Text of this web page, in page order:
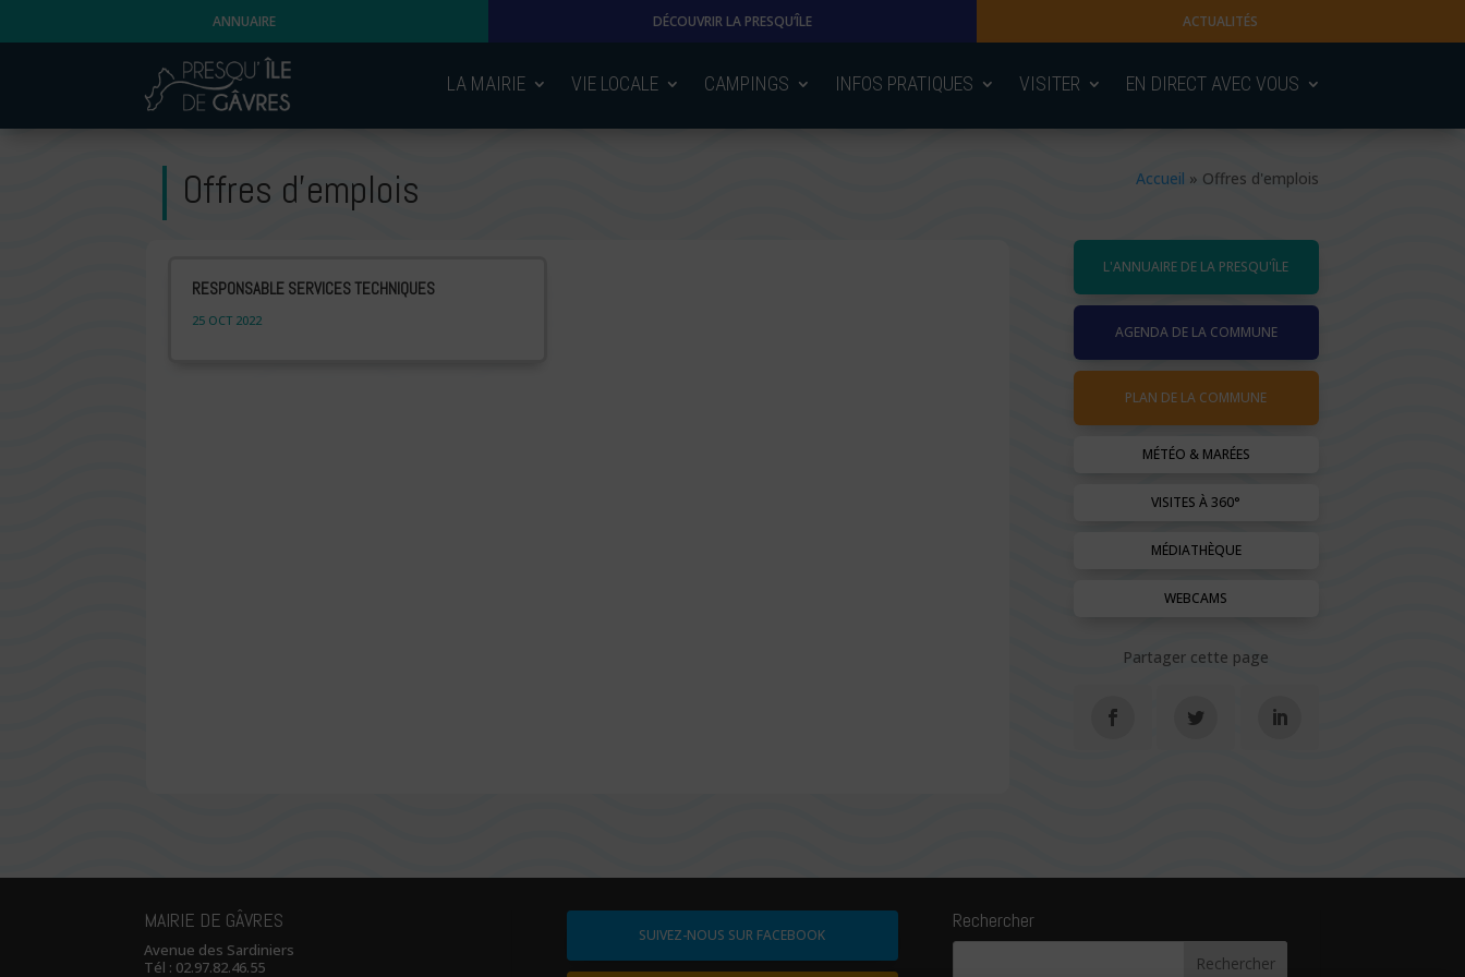
ANNUAIRE DÉCOUVRIR LA PRESQU’ÎLE ACTUALITÉS
LA MAIRIE VIE LOCALE CAMPINGS INFOS PRATIQUES VISITER EN DIRECT AVEC VOUS
Offres d’emplois Accueil » Offres d'emplois
RESPONSABLE SERVICES TECHNIQUES
25 OCT 2022
L'ANNUAIRE DE LA PRESQU'ÎLE
AGENDA DE LA COMMUNE
PLAN DE LA COMMUNE
MÉTÉO & MARÉES
VISITES À 360°
MÉDIATHÈQUE
WEBCAMS
Partager cette page
MAIRIE DE GÂVRES
Avenue des Sardiniers
Tél : 02.97.82.46.55
SUIVEZ-NOUS SUR FACEBOOK
Rechercher